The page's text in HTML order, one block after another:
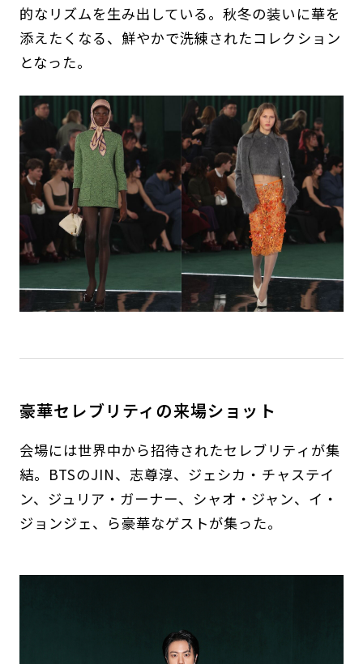
的なリズムを生み出している。秋冬の装いに華を
添えたくなる、鮮やかで洗練されたコレクション
となった。
豪華セレブリティの来場ショット
会場には世界中から招待されたセレブリティが集
結。BTSのJIN、志尊淳、ジェシカ・チャステイ
ン、ジュリア・ガーナー、シャオ・ジャン、イ・
ジョンジェ、ら豪華なゲストが集った。